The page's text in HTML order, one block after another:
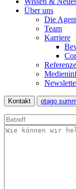
Über uns
Die
Team
Karriere
Kontakt otago